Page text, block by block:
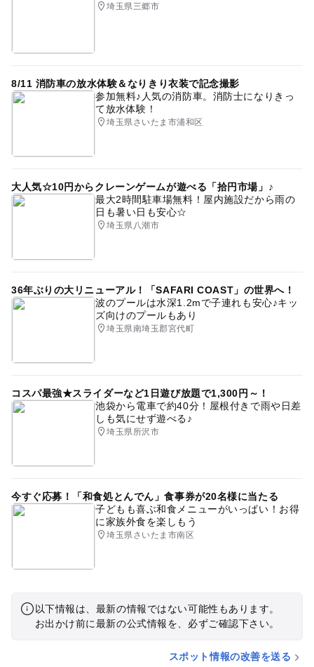
埼玉県三郷市
8/11 消防車の放水体験＆なりきり衣装で記念撮影
参加無料♪人気の消防車。消防士になりきっ
て放水体験！
埼玉県さいたま市浦和区
大人気☆10円からクレーンゲームが遊べる「拾円市場」♪
最大2時間駐車場無料！屋内施設だから雨の
日も暑い日も安心☆
埼玉県八潮市
36年ぶりの大リニューアル！「SAFARI COAST」の世界へ！
波のプールは水深1.2mで子連れも安心♪キッ
ズ向けのプールもあり
埼玉県南埼玉郡宮代町
コスパ最強★スライダーなど1日遊び放題で1,300円～！
池袋から電車で約40分！屋根付きで雨や日差
しも気にせず遊べる♪
埼玉県所沢市
今すぐ応募！「和食処とんでん」食事券が20名様に当たる
子どもも喜ぶ和食メニューがいっぱい！お得
に家族外食を楽しもう
埼玉県さいたま市南区
以下情報は、最新の情報ではない可能性もあります。
お出かけ前に最新の公式情報を、必ずご確認下さい。
スポット情報の改善を送る